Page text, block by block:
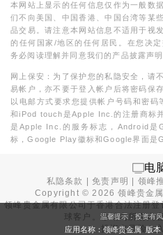
本网站上显示的任何信息仅作为一般数
们不向美国、中国香港、中国台湾等某
品交易。请注意本网站信息不适用于视
的任何国家/地区的任何居民。在您决
务必阅读理解并同意我们的产品披露声
网上保安：为了保护您的私隐安全，请
易帐户，亦不要于登入帐户后将密码保
以电邮方式要求您提供帐户号码和密
和iPod touch是Apple Inc.的注册商标
是Apple Inc.的服务标志，Android是
标，Google Play徽标和Google界面是
电
私隐条款 |免责声明 领峰
Copyright ©2026 领峰贵金
领峰贵金属有限公司于香港合法注册登
球客户。本站内所有内
投资有风险，
温馨提示：投资有
应用名称：领峰贵金属 版本